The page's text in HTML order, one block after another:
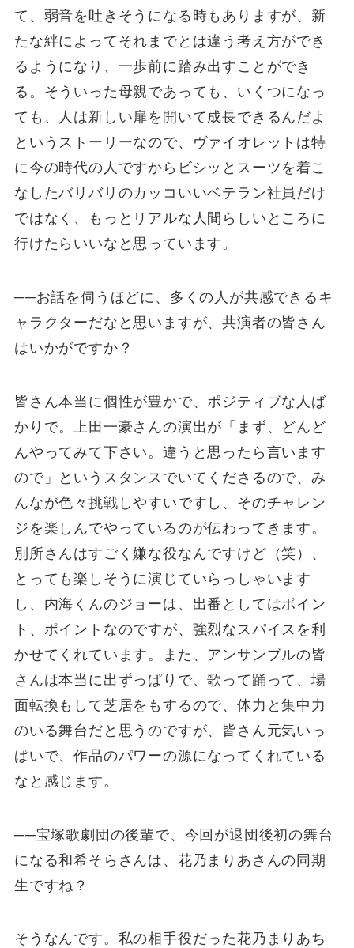
て、弱音を吐きそうになる時もありますが、新
たな絆によってそれまでとは違う考え方ができ
るようになり、一歩前に踏み出すことができ
る。そういった母親であっても、いくつになっ
ても、人は新しい扉を開いて成長できるんだよ
というストーリーなので、ヴァイオレットは特
に今の時代の人ですからビシッとスーツを着こ
なしたバリバリのカッコいいベテラン社員だけ
ではなく、もっとリアルな人間らしいところに
行けたらいいなと思っています。
──お話を伺うほどに、多くの人が共感できるキ
ャラクターだなと思いますが、共演者の皆さん
はいかがですか？
皆さん本当に個性が豊かで、ポジティブな人ば
かりで。上田一豪さんの演出が「まず、どんど
んやってみて下さい。違うと思ったら言います
ので」というスタンスでいてくださるので、み
んなが色々挑戦しやすいですし、そのチャレン
ジを楽しんでやっているのが伝わってきます。
別所さんはすごく嫌な役なんですけど（笑）、
とっても楽しそうに演じていらっしゃいます
し、内海くんのジョーは、出番としてはポイン
ト、ポイントなのですが、強烈なスパイスを利
かせてくれています。また、アンサンブルの皆
さんは本当に出ずっぱりで、歌って踊って、場
面転換もして芝居をもするので、体力と集中力
のいる舞台だと思うのですが、皆さん元気いっ
ぱいで、作品のパワーの源になってくれている
なと感じます。
──宝塚歌劇団の後輩で、今回が退団後初の舞台
になる和希そらさんは、花乃まりあさんの同期
生ですね？
そうなんです。私の相手役だった花乃まりあち